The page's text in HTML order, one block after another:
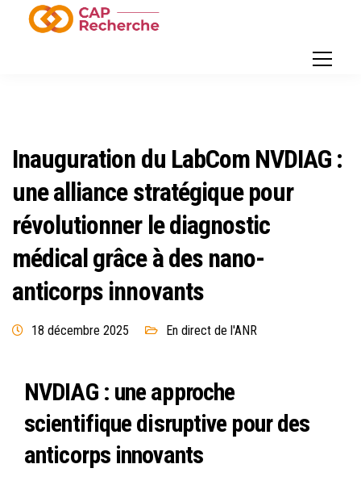
Inauguration du LabCom NVDIAG :
une alliance stratégique pour
révolutionner le diagnostic
médical grâce à des nano-
anticorps innovants
18 décembre 2025 En direct de l'ANR
NVDIAG : une approche
scientifique disruptive pour des
anticorps innovants